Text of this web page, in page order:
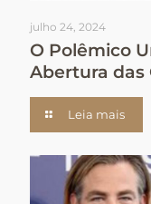
julho 24, 2024
O Polêmico
Abertura das
Leia mais